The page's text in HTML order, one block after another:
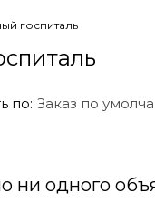
госпиталь
по: Заказ по
ни одного